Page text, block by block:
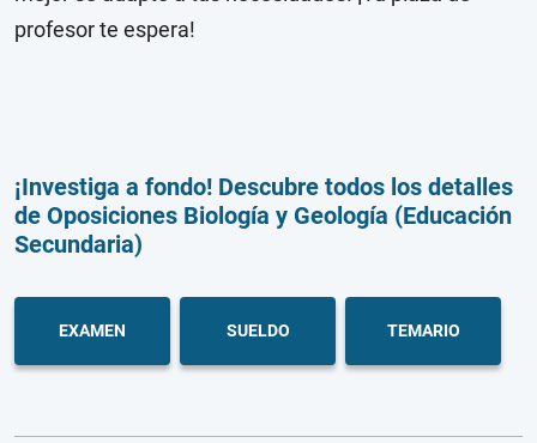
profesor te espera!
¡Investiga a fondo! Descubre todos los detalles
de Oposiciones Biología y Geología (Educación
Secundaria)
EXAMEN SUELDO TEMARIO